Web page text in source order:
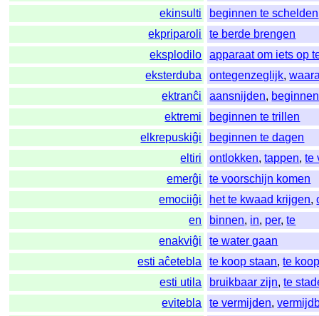
ekinsulti
beginnen te schelden
ekpriparoli
te berde brengen
eksplodilo
apparaat om iets op
eksterduba
ontegenzeglijk,
ektranĉi
aansnijden,
ektremi
beginnen te trillen
elkrepuskiĝi
beginnen te dagen
eltiri
ontlokken,tappen,te
emerĝi
te voorschijn komen
emociiĝi
het te kwaad krijgen,
en
binnen, in, per,te
enakviĝi
te water gaan
esti aĉetebla
te koop staan,te
esti utila
bruikbaar zijn,te
evitebla
te vermijden,